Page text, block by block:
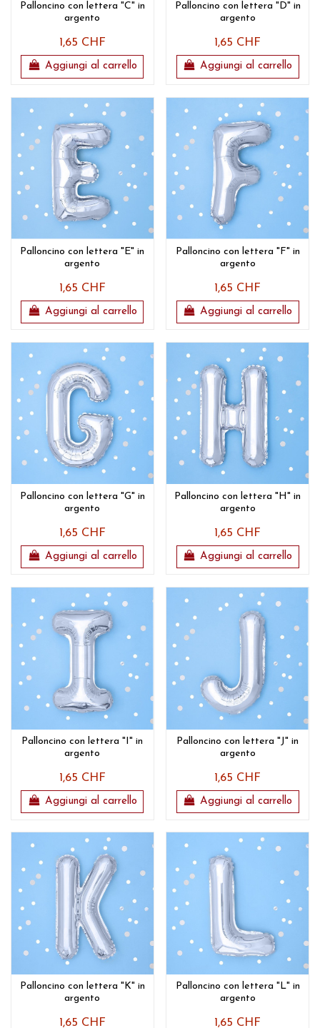
Palloncino con lettera "C" in
argento
1,65 CHF
Aggiungi al carrello
Palloncino con lettera "D" in
argento
1,65 CHF
Aggiungi al carrello
Palloncino con lettera "E" in
argento
1,65 CHF
Aggiungi al carrello
Palloncino con lettera "F" in
argento
1,65 CHF
Aggiungi al carrello
Palloncino con lettera "G" in
argento
1,65 CHF
Aggiungi al carrello
Palloncino con lettera "H" in
argento
1,65 CHF
Aggiungi al carrello
Palloncino con lettera "I" in
argento
1,65 CHF
Aggiungi al carrello
Palloncino con lettera "J" in
argento
1,65 CHF
Aggiungi al carrello
Palloncino con lettera "K" in
argento
1,65 CHF
Palloncino con lettera "L" in
argento
1,65 CHF